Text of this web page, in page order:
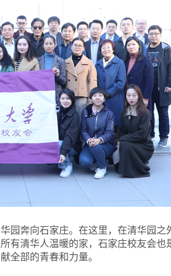
园奔向石家庄。在这里，在清华园之
有清华人温暖的家，石家庄校友会也
全部的青春和力量。